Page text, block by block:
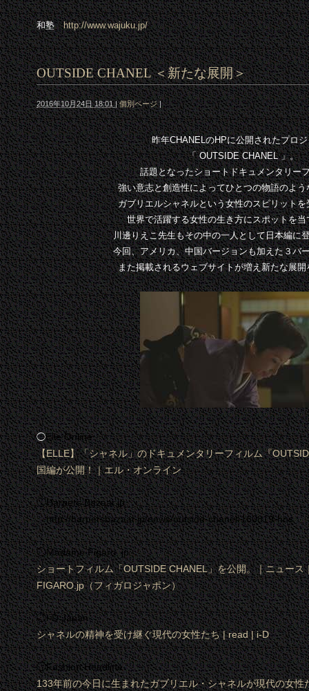
和塾http://www.wajuku.jp/
OUTSIDE CHANEL ＜新たな展開＞
2016年10月24日 18:01| 個別ページ |
昨年CHANELのHPに公開されたプロ
「 OUTSIDE CHANEL 」。
話題となったショートドキュメンタリー
強い意志と創造性によってひとつの物語のよ
ガブリエルシャネルという女性のスピリット
世界で活躍する女性の生き方にスポットを当
川邊りえこ先生もその中の一人として日本編に
今回、アメリカ、中国バージョンも加えた３バ
また掲載されるウェブサイトが増え新たな展
◯Elle Online
【ELLE】「シャネル」のドキュメンタリーフィルム『
国編が公開！｜エル・オンライン
◯Harpers Bazaar.jp
http://harpersbazaar.jp/news/outside-chanel-160819-hns
◯Madame Figaro. jp
ショートフィルム「OUTSIDE CHANEL」を公開。｜ニュー
FIGARO.jp（フィガロジャポン）
◯i-D Japan
シャネルの精神を受け継ぐ現代の女性たち | read | i-D
◯Fashion Headline
133年前の今日に生まれたガブリエル・シャネルが現代の女